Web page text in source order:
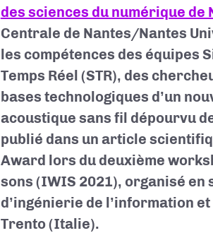
des sciences du numérique de
Centrale de Nantes/Nantes
les compétences des équipes
Temps Réel (STR), des
bases technologiques d’un
acoustique sans fil dépourvu
publié dans un article
Award lors du deuxième
sons (IWIS 2021), organisé
d’ingénierie de l’information
Trento (Italie).